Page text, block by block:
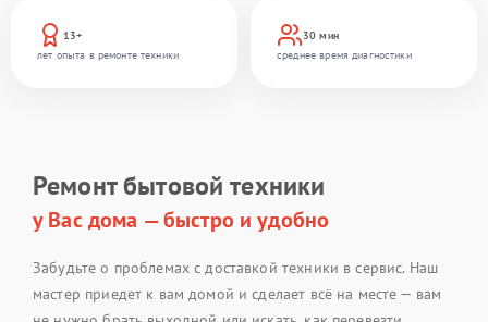
13+
лет опыта в ремонте техники
30 мин
среднее время диагностики
Ремонт бытовой техники
у Вас дома — быстро и удобно
Забудьте о проблемах с доставкой техники в сервис. Наш
мастер приедет к вам домой и сделает всё на месте — вам